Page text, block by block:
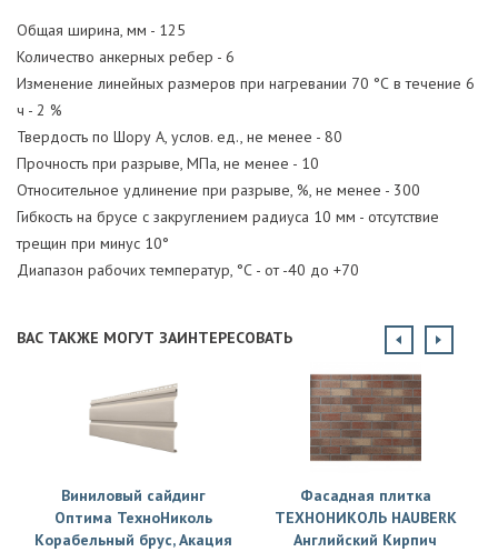
Общая ширина, мм - 125
Количество анкерных ребер - 6
Изменение линейных размеров при нагревании 70 °С в течение 6
ч - 2 %
Твердость по Шору А, услов. ед., не менее - 80
Прочность при разрыве, МПа, не менее - 10
Относительное удлинение при разрыве, %, не менее - 300
Гибкость на брусе с закруглением радиуса 10 мм - отсутствие
трещин при минус 10°
Диапазон рабочих температур, °С - от -40 до +70
ВАС ТАКЖЕ МОГУТ ЗАИНТЕРЕСОВАТЬ
Виниловый сайдинг
Оптима ТехноНиколь
Корабельный брус, Акация
Фасадная плитка
ТЕХНОНИКОЛЬ HAUBERK
Английский Кирпич